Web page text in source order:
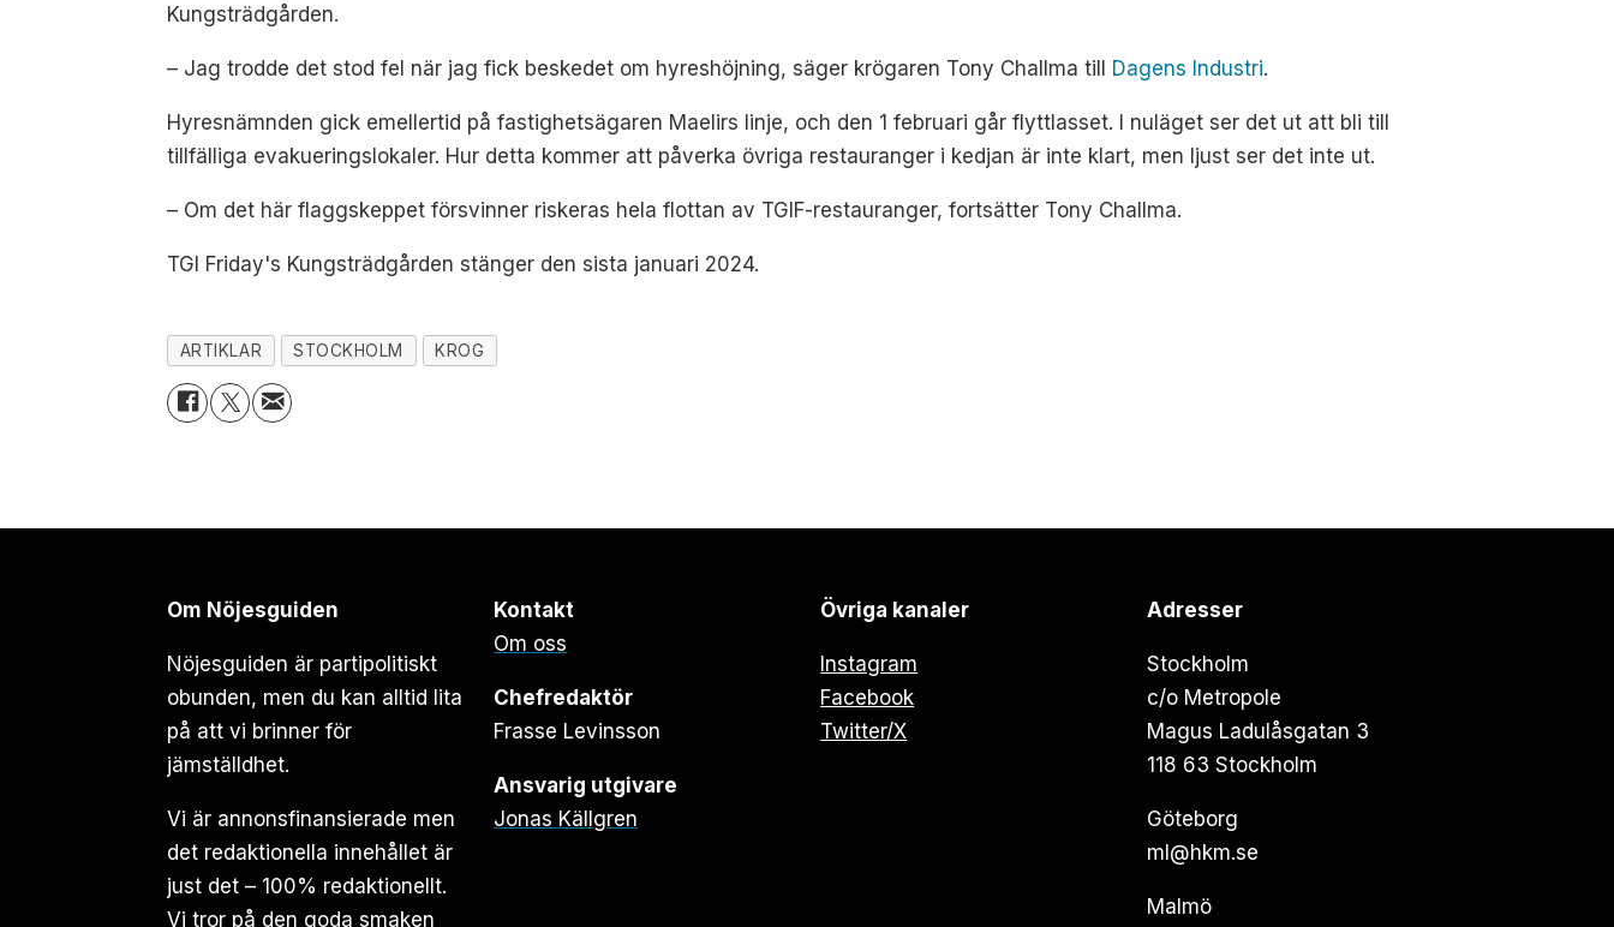
Kungsträdgården.
– Jag trodde det stod fel när jag fick beskedet om hyreshöjning, säger krögaren Tony Challma till Dagens Industri.
Hyresnämnden gick emellertid på fastighetsägaren Maelirs linje, och den 1 februari går flyttlasset. I nuläget ser det ut att bli till
tillfälliga evakueringslokaler. Hur detta kommer att påverka övriga restauranger i kedjan är inte klart, men ljust ser det inte ut.
– Om det här flaggskeppet försvinner riskeras hela flottan av TGIF-restauranger, fortsätter Tony Challma.
TGI Friday's Kungsträdgården stänger den sista januari 2024.
ARTIKLAR STOCKHOLM KROG
Om Nöjesguiden
Nöjesguiden är partipolitiskt
obunden, men du kan alltid lita
på att vi brinner för
jämställdhet.
Vi är annonsfinansierade men
det redaktionella innehållet är
just det – 100% redaktionellt.
Vi tror på den goda smaken
Kontakt
Om oss
Chefredaktör
Frasse Levinsson
Ansvarig utgivare
Jonas Källgren
Övriga kanaler
Instagram
Facebook
Twitter/X
Adresser
Stockholm
c/o Metropole
Magus Ladulåsgatan 3
118 63 Stockholm
Göteborg
ml@hkm.se
Malmö